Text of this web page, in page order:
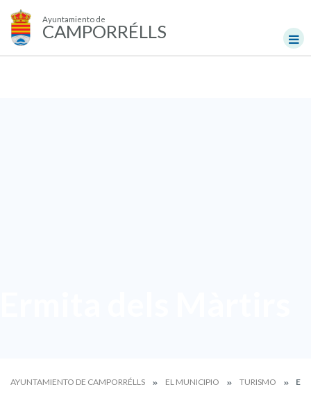
Ayuntamiento de
CAMPORRÉLLS
AYUNTAMIENTO DE CAMPORRÉLLS EL MUNICIPIO TURISMO